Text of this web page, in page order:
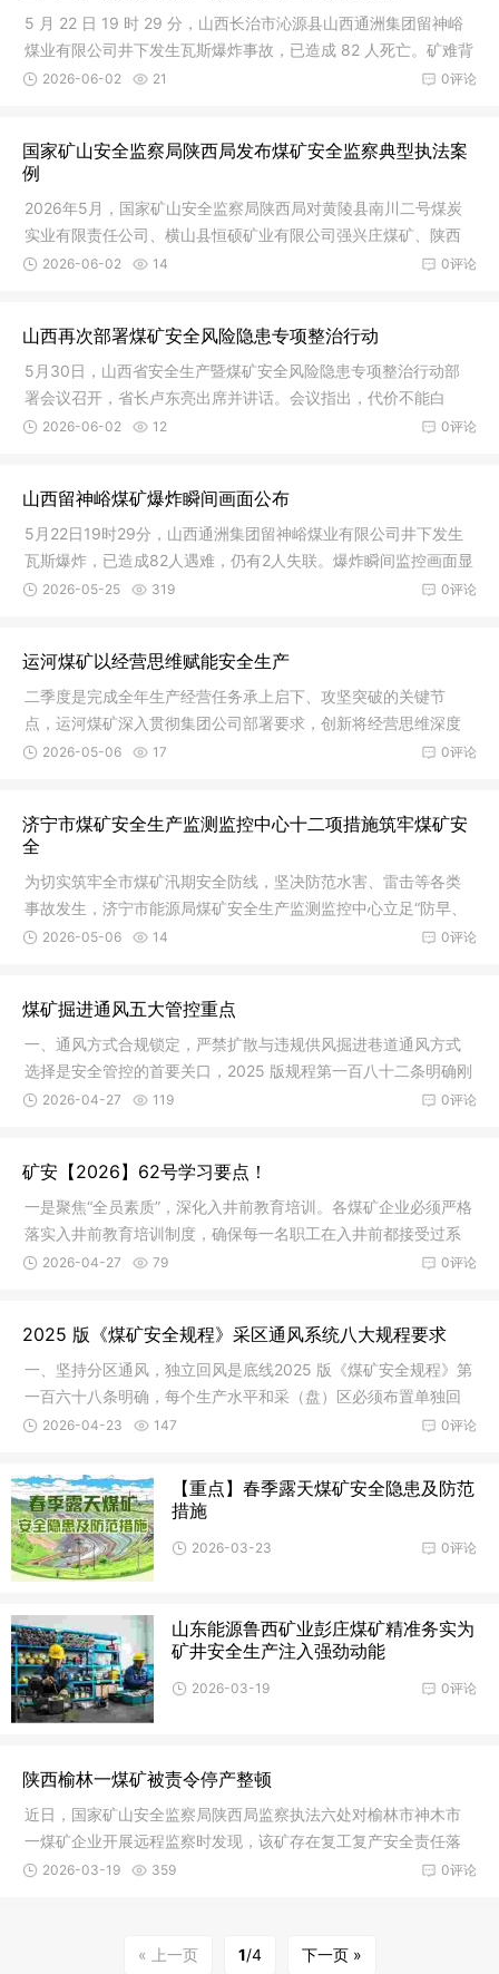
5 月 22 日 19 时 29 分，山西长治市沁源县山西通洲集团留神峪
煤业有限公司井下发生瓦斯爆炸事故，已造成 82 人死亡。矿难背
后，
0评论
2026-06-02 21
国家矿山安全监察局陕西局发布煤矿安全监察典型执法案
例
2026年5月，国家矿山安全监察局陕西局对黄陵县南川二号煤炭
实业有限责任公司、横山县恒硕矿业有限公司强兴庄煤矿、陕西
澄合百良
0评论
2026-06-02 14
山西再次部署煤矿安全风险隐患专项整治行动
5月30日，山西省安全生产暨煤矿安全风险隐患专项整治行动部
署会议召开，省长卢东亮出席并讲话。会议指出，代价不能白
付，教训必
0评论
2026-06-02 12
山西留神峪煤矿爆炸瞬间画面公布
5月22日19时29分，山西通洲集团留神峪煤业有限公司井下发生
瓦斯爆炸，已造成82人遇难，仍有2人失联。爆炸瞬间监控画面显
示井口出
0评论
2026-05-25 319
运河煤矿以经营思维赋能安全生产
二季度是完成全年生产经营任务承上启下、攻坚突破的关键节
点，运河煤矿深入贯彻集团公司部署要求，创新将经营思维深度
融入安全生
0评论
2026-05-06 17
济宁市煤矿安全生产监测监控中心十二项措施筑牢煤矿安
全
为切实筑牢全市煤矿汛期安全防线，坚决防范水害、雷击等各类
事故发生，济宁市能源局煤矿安全生产监测监控中心立足“防早、
防细、
0评论
2026-05-06 14
煤矿掘进通风五大管控重点
一、通风方式合规锁定，严禁扩散与违规供风掘进巷道通风方式
选择是安全管控的首要关口，2025 版规程第一百八十二条明确刚
性要求
0评论
2026-04-27 119
矿安【2026】62号学习要点！
一是聚焦“全员素质”，深化入井前教育培训。各煤矿企业必须严格
落实入井前教育培训制度，确保每一名职工在入井前都接受过系
统的
0评论
2026-04-27 79
2025 版《煤矿安全规程》采区通风系统八大规程要求
一、坚持分区通风，独立回风是底线2025 版《煤矿安全规程》第
一百六十八条明确，每个生产水平和采（盘）区必须布置单独回
风道，
0评论
2026-04-23 147
【重点】春季露天煤矿安全隐患及防范
措施
0评论
2026-03-23
山东能源鲁西矿业彭庄煤矿精准务实为
矿井安全生产注入强劲动能
0评论
2026-03-19
陕西榆林一煤矿被责令停产整顿
近日，国家矿山安全监察局陕西局监察执法六处对榆林市神木市
一煤矿企业开展远程监察时发现，该矿存在复工复产安全责任落
实打折扣
0评论
2026-03-19 359
« 上一页 1/4 下一页 »